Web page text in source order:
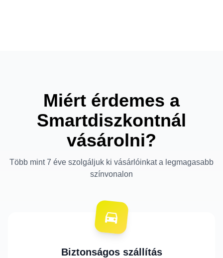
Miért érdemes a
Smartdiszkontnál
vásárolni?
Több mint 7 éve szolgáljuk ki vásárlóinkat a legmagasabb
színvonalon
Biztonságos szállítás